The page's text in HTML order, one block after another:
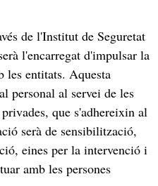
de l'Institut de Seguretat
l'encarregat d'impulsar la
les entitats. Aquesta
personal al servei de les
que s'adhereixin al
serà de sensibilització,
eines per la intervenció i
amb les persones